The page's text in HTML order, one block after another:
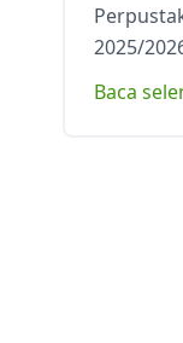
2025/
Baca